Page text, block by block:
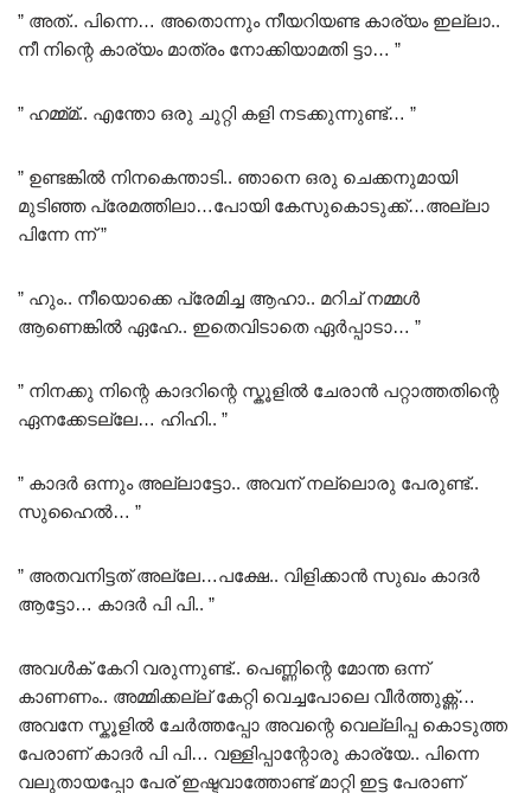
” അത്.. പിന്നെ… അതൊന്നും നീയറിയണ്ട കാര്യം ഇല്ലാ..
നീ നിന്റെ കാര്യം മാത്രം നോക്കിയാമതി ട്ടാ… ”
” ഹമ്മ്മ്.. എന്തോ ഒരു ചുറ്റി കളി നടക്കുന്നുണ്ട്… ”
” ഉണ്ടങ്കിൽ നിനകെന്താടി.. ഞാനെ ഒരു ചെക്കനുമായി
മുടിഞ്ഞ പ്രേമത്തിലാ…പോയി കേസുകൊടുക്ക്…അല്ലാ
പിന്നേ ന്ന് ”
” ഹും.. നീയൊക്കെ പ്രേമിച്ച ആഹാ.. മറിച് നമ്മൾ
ആണെങ്കിൽ ഏഹേ.. ഇതെവിടാതെ ഏർപ്പാടാ… ”
” നിനക്കു നിന്റെ കാദറിന്റെ സ്കൂളിൽ ചേരാൻ പറ്റാത്തതിന്റെ
ഏനക്കേടല്ലേ… ഹിഹി.. ”
” കാദർ ഒന്നും അല്ലാട്ടോ.. അവന് നല്ലൊരു പേരുണ്ട്..
സുഹൈൽ… ”
” അതവനിട്ടത് അല്ലേ…പക്ഷേ.. വിളിക്കാൻ സുഖം കാദർ
ആട്ടോ… കാദർ പി പി.. ”
അവൾക് കേറി വരുന്നുണ്ട്.. പെണ്ണിന്റെ മോന്ത ഒന്ന്
കാണണം.. അമ്മിക്കല്ല് കേറ്റി വെച്ചപോലെ വീർത്തുക്ണ്…
അവനേ സ്കൂളിൽ ചേർത്തപ്പോ അവന്റെ വെല്ലിപ്പ കൊടുത്ത
പേരാണ് കാദർ പി പി… വള്ളിപ്പാന്റോരു കാര്യേ.. പിന്നെ
വലുതായപ്പോ പേര് ഇഷ്ടവാത്തോണ്ട് മാറ്റി ഇട്ട പേരാണ്